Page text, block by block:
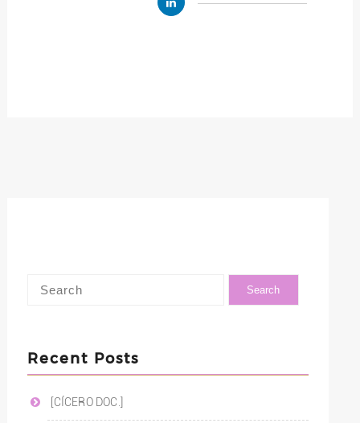
Recent Posts
[CÍCERO DOC.]